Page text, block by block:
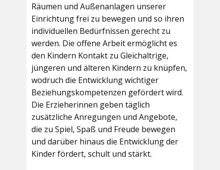
Räumen und Außenanlagen unserer
Einrichtung frei zu bewegen und so ihren
individuellen Bedürfnissen gerecht zu
werden. Die offene Arbeit ermöglicht es
den Kindern Kontakt zu Gleichaltrige,
jüngeren und älteren Kindern zu knüpfen,
wodruch die Entwicklung wichtiger
Beziehungskompetenzen gefördert wird.
Die Erzieherinnen geben täglich
zusätzliche Anregungen und Angebote,
die zu Spiel, Spaß und Freude bewegen
und darüber hinaus die Entwicklung der
Kinder fördert, schult und stärkt.